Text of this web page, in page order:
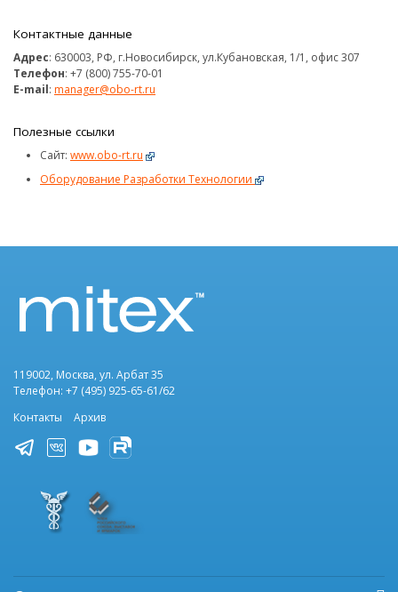
Контактные данные
Адрес: 630003, РФ, г.Новосибирск, ул.Кубановская, 1/1, офис 307
Телефон: +7 (800) 755-70-01
E-mail: manager@obo-rt.ru
Полезные ссылки
Сайт: www.obo-rt.ru
Оборудование Разработки Технологии
119002, Москва, ул. Арбат 35
Телефон: +7 (495) 925-65-61/62
Контакты
Архив